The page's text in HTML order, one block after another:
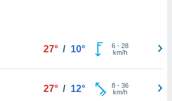
27° / 10° 6- 28
km/h
27° / 12° 8- 36
km/h